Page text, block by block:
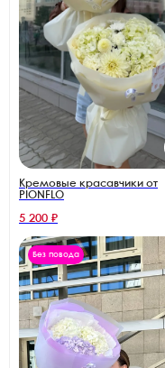
Кремовые красавчики от
PIONFLO
5 200 ₽
Без повода